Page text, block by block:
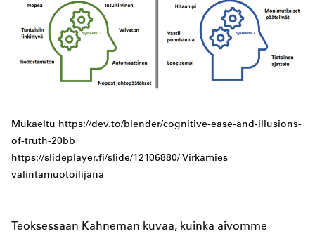
Mukaeltu https://dev.to/blender/cognitive-ease-and-illusions-
of-truth-20bb
https://slideplayer.fi/slide/12106880/ Virkamies
valintamuotoilijana
Teoksessaan Kahneman kuvaa, kuinka aivomme